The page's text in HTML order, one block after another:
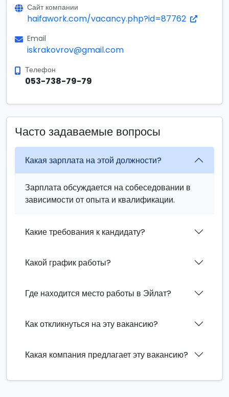
Сайт компании
haifawork.com/vacancy.php?id=87762
Email
iskrakovrov@gmail.com
Телефон
053-738-79-79
Часто задаваемые вопросы
Какая зарплата на этой должности?
Зарплата обсуждается на собеседовании в
зависимости от опыта и квалификации.
Какие требования к кандидату?
Какой график работы?
Где находится место работы в Эйлат?
Как откликнуться на эту вакансию?
Какая компания предлагает эту вакансию?